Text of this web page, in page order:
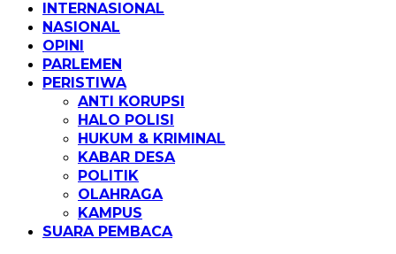
INTERNASIONAL
NASIONAL
OPINI
PARLEMEN
PERISTIWA
ANTI KORUPSI
HALO POLISI
HUKUM & KRIMINAL
KABAR DESA
POLITIK
OLAHRAGA
KAMPUS
SUARA PEMBACA